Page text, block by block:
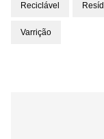
Reciclável
Varrição